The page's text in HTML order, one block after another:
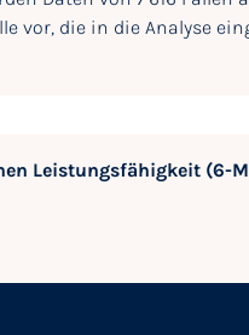
vor, die in die Analyse
Leistungsfähigkeit (6-